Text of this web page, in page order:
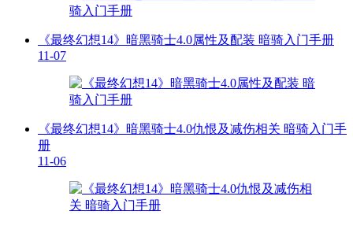
《最终幻想14》暗黑骑士4.0属性及配装 暗骑入门手册
11-07
《最终幻想14》暗黑骑士4.0仇恨及减伤相关 暗骑入门手
册
11-06